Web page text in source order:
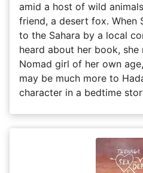
amid a host of wild
friend, a desert fox. When
to the Sahara by a local
heard about her book, she
Nomad girl of her own
may be much more to
character in a bedtime